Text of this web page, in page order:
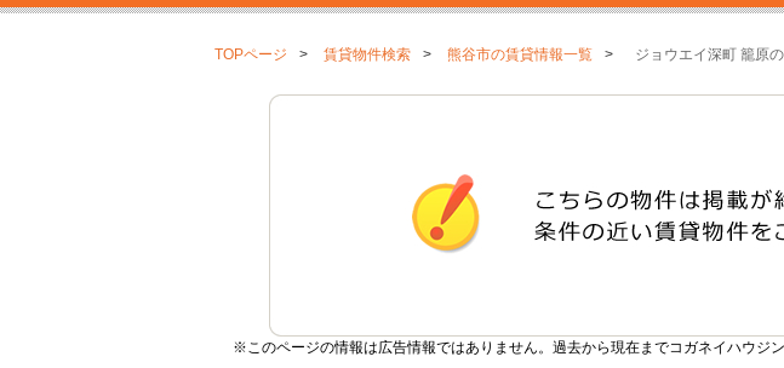
TOPページ 賃貸物件検索 熊谷市の賃貸情報一覧 ジョウエイ深町 籠原
※このページの情報は広告情報ではありません。過去から現在までコガネイハウ